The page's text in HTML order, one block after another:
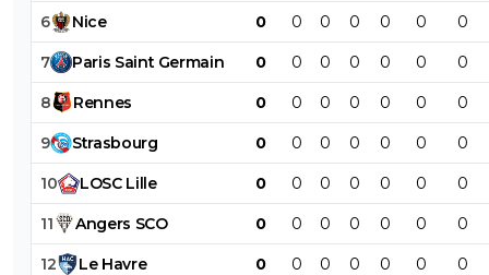
6 Nice 0 0 0 0 0 0 0
7 Paris Saint Germain 0 0 0 0 0 0 0
8 Rennes 0 0 0 0 0 0 0
9 Strasbourg 0 0 0 0 0 0 0
10 LOSC Lille 0 0 0 0 0 0 0
11 Angers SCO 0 0 0 0 0 0 0
12 Le Havre 0 0 0 0 0 0 0